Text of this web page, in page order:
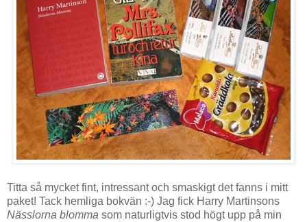
Titta så mycket fint, intressant och smaskigt det fanns i mitt
paket! Tack hemliga bokvän :-) Jag fick Harry Martinsons
Nässlorna blomma som naturligtvis stod högt upp på min